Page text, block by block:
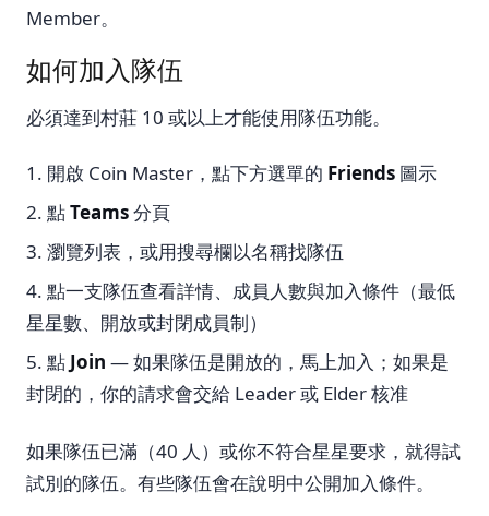
Member。
如何加入隊伍
必須達到村莊 10 或以上才能使用隊伍功能。
開啟 Coin Master，點下方選單的 Friends 圖示
點Teams分頁
瀏覽列表，或用搜尋欄以名稱找隊伍
點一支隊伍查看詳情、成員人數與加入條件（最低
星星數、開放或封閉成員制）
點 Join — 如果隊伍是開放的，馬上加入；如果是
封閉的，你的請求會交給 Leader 或 Elder 核准
如果隊伍已滿（40 人）或你不符合星星要求，就得試
試別的隊伍。有些隊伍會在說明中公開加入條件。